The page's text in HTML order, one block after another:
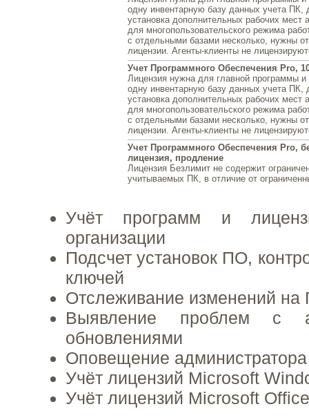
одну инвентарную базу данных учета ПК,
установка дополнительных рабочих мест
для многопользовательского режима
с отдельными базами несколько, нужны
лицензии. Агенты-клиенты не
Учет Программного Обеспечения Pro,
Лицензия нужна для главной программы и
одну инвентарную базу данных учета ПК,
установка дополнительных рабочих мест
для многопользовательского режима
с отдельными базами несколько, нужны
лицензии. Агенты-клиенты не
Учет Программного Обеспечения Pro,
лицензия, продление
Лицензия Безлимит не содержит
учитываемых ПК, в отличие от
Учёт программ и
организации
Подсчет установок ПО,
ключей
Отслеживание изменений на
Выявление проблем с
обновлениями
Оповещение администратора
Учёт лицензий Microsoft
Учёт лицензий Microsoft Office